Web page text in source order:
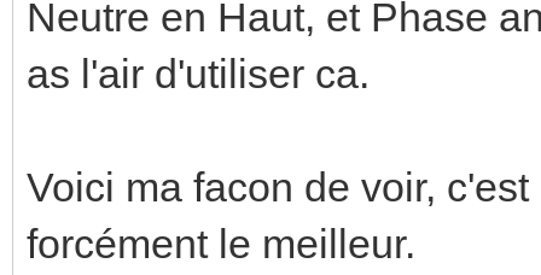
Neutre en Haut, et Phase
as l'air d'utiliser ca.
Voici ma facon de voir,
forcément le meilleur.